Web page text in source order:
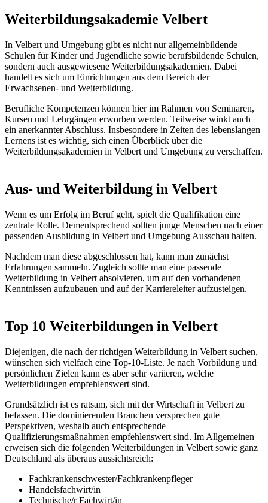
Weiterbildungsakademie Velbert
In Velbert und Umgebung gibt es nicht nur allgemeinbildende
Schulen für Kinder und Jugendliche sowie berufsbildende Schulen,
sondern auch ausgewiesene Weiterbildungsakademien. Dabei
handelt es sich um Einrichtungen aus dem Bereich der
Erwachsenen- und Weiterbildung.
Berufliche Kompetenzen können hier im Rahmen von Seminaren,
Kursen und Lehrgängen erworben werden. Teilweise winkt auch
ein anerkannter Abschluss. Insbesondere in Zeiten des lebenslangen
Lernens ist es wichtig, sich einen Überblick über die
Weiterbildungsakademien in Velbert und Umgebung zu verschaffen.
Aus- und Weiterbildung in Velbert
Wenn es um Erfolg im Beruf geht, spielt die Qualifikation eine
zentrale Rolle. Dementsprechend sollten junge Menschen nach einer
passenden Ausbildung in Velbert und Umgebung Ausschau halten.
Nachdem man diese abgeschlossen hat, kann man zunächst
Erfahrungen sammeln. Zugleich sollte man eine passende
Weiterbildung in Velbert absolvieren, um auf den vorhandenen
Kenntnissen aufzubauen und auf der Karriereleiter aufzusteigen.
Top 10 Weiterbildungen in Velbert
Diejenigen, die nach der richtigen Weiterbildung in Velbert suchen,
wünschen sich vielfach eine Top-10-Liste. Je nach Vorbildung und
persönlichen Zielen kann es aber sehr variieren, welche
Weiterbildungen empfehlenswert sind.
Grundsätzlich ist es ratsam, sich mit der Wirtschaft in Velbert zu
befassen. Die dominierenden Branchen versprechen gute
Perspektiven, weshalb auch entsprechende
Qualifizierungsmaßnahmen empfehlenswert sind. Im Allgemeinen
erweisen sich die folgenden Weiterbildungen in Velbert sowie ganz
Deutschland als überaus aussichtsreich:
Fachkrankenschwester/Fachkrankenpfleger
Handelsfachwirt/in
Technische/r Fachwirt/in